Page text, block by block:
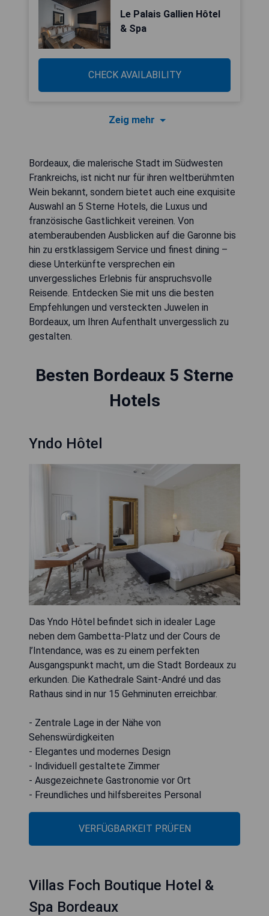
Le Palais Gallien Hôtel
& Spa
CHECK AVAILABILITY
Zeig mehr
Bordeaux, die malerische Stadt im Südwesten
Frankreichs, ist nicht nur für ihren weltberühmten
Wein bekannt, sondern bietet auch eine exquisite
Auswahl an 5 Sterne Hotels, die Luxus und
französische Gastlichkeit vereinen. Von
atemberaubenden Ausblicken auf die Garonne bis
hin zu erstklassigem Service und finest dining –
diese Unterkünfte versprechen ein
unvergessliches Erlebnis für anspruchsvolle
Reisende. Entdecken Sie mit uns die besten
Empfehlungen und versteckten Juwelen in
Bordeaux, um Ihren Aufenthalt unvergesslich zu
gestalten.
Besten Bordeaux 5 Sterne
Hotels
Yndo Hôtel
Das Yndo Hôtel befindet sich in idealer Lage
neben dem Gambetta-Platz und der Cours de
l’Intendance, was es zu einem perfekten
Ausgangspunkt macht, um die Stadt Bordeaux zu
erkunden. Die Kathedrale Saint-André und das
Rathaus sind in nur 15 Gehminuten erreichbar.
- Zentrale Lage in der Nähe von
Sehenswürdigkeiten
- Elegantes und modernes Design
- Individuell gestaltete Zimmer
- Ausgezeichnete Gastronomie vor Ort
- Freundliches und hilfsbereites Personal
VERFÜGBARKEIT PRÜFEN
Villas Foch Boutique Hotel &
Spa Bordeaux